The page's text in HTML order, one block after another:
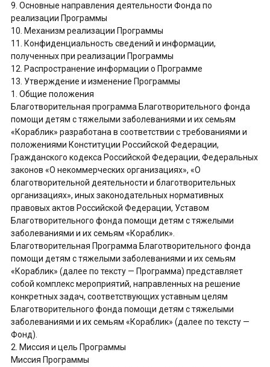
9. Основные направления деятельности Фонда по
реализации Программы
10. Механизм реализации Программы
11. Конфиденциальность сведений и информации,
полученных при реализации Программы
12. Распространение информации о Программе
13. Утверждение и изменение Программы
1. Общие положения
Благотворительная программа Благотворительного фонда
помощи детям с тяжелыми заболеваниями и их семьям
«Кораблик» разработана в соответствии с требованиями и
положениями Конституции Российской Федерации,
Гражданского кодекса Российской Федерации, Федеральных
законов «О некоммерческих организациях», «О
благотворительной деятельности и благотворительных
организациях», иных законодательных нормативных
правовых актов Российской Федерации, Уставом
Благотворительного фонда помощи детям с тяжелыми
заболеваниями и их семьям «Кораблик».
Благотворительная Программа Благотворительного фонда
помощи детям с тяжелыми заболеваниями и их семьям
«Кораблик» (далее по тексту — Программа) представляет
собой комплекс мероприятий, направленных на решение
конкретных задач, соответствующих уставным целям
Благотворительного фонда помощи детям с тяжелыми
заболеваниями и их семьям «Кораблик» (далее по тексту —
Фонд).
2. Миссия и цель Программы
Миссия Программы